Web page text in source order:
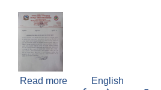
Read more about अत्यावश्यक बाहेक
English